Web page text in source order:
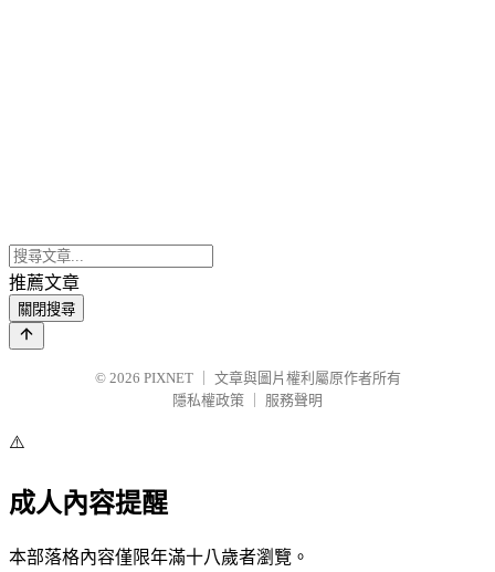
推薦文章
關閉搜尋
© 2026 PIXNET
文章與圖片權利屬原作者所有
隱私權政策
服務聲明
⚠️
成人內容提醒
本部落格內容僅限年滿十八歲者瀏覽。